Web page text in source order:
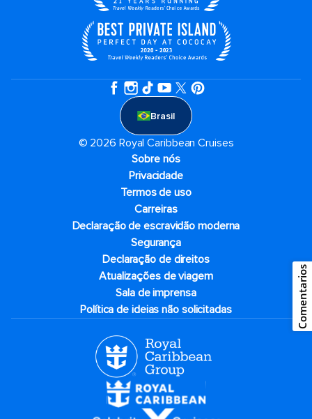
Brasil
© 2026 Royal Caribbean Cruises
Sobre nós
Privacidade
Termos de uso
Carreiras
Declaração de escravidão moderna
Segurança
Declaração de direitos
Atualizações de viagem
Sala de imprensa
Política de ideias não solicitadas
Comentarios